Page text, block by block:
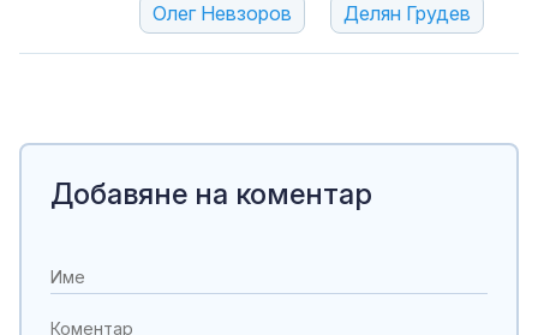
Олег Невзоров Делян Грудев
Добавяне на коментар